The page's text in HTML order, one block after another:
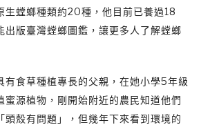
生螳螂種類約20種，他目前已養過18
出版臺灣螳螂圖鑑，讓更多人了解螳螂
有食草種植專長的父親，在她小學5年級
蜜源植物，剛開始附近的農民知道他們
頭殼有問題」，但幾年下來看到環境的